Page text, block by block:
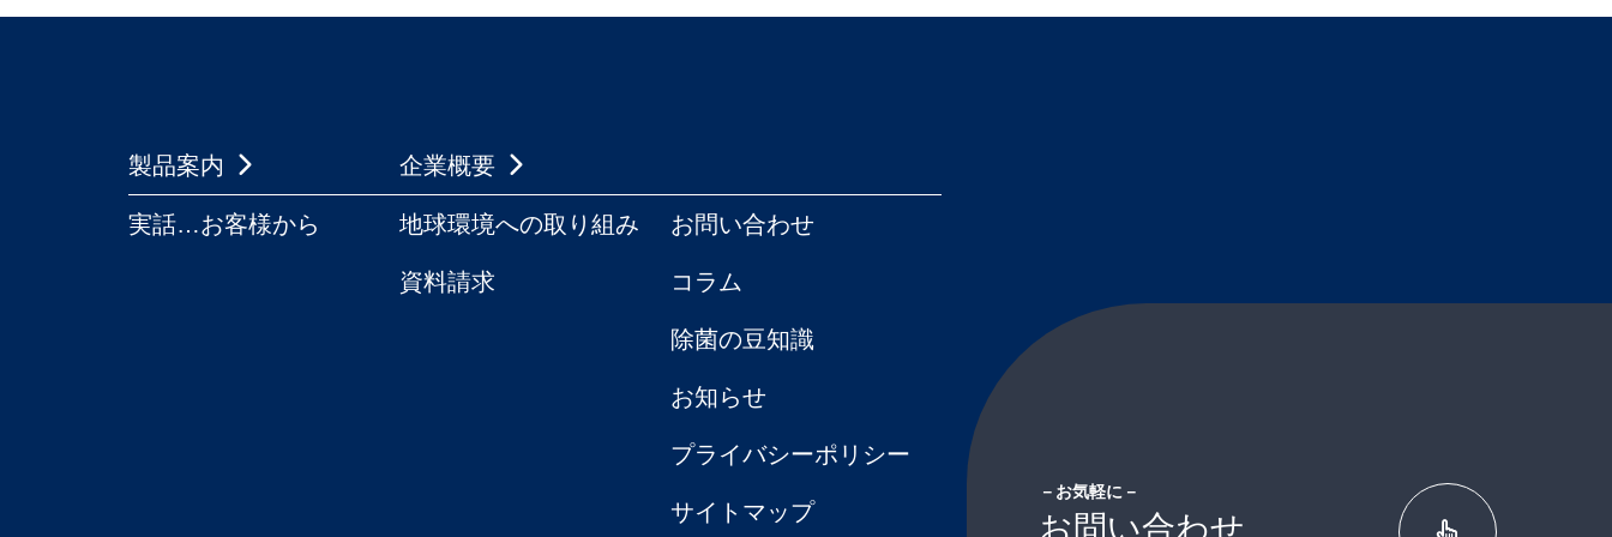
製品案内
実話…お客様から
企業概要
地球環境への取り組み
資料請求
お問い合わせ
コラム
除菌の豆知識
お知らせ
プライバシーポリシー
サイトマップ
－お気軽に－
お問い合わせ